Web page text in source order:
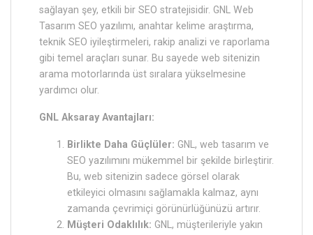
sağlayan şey, etkili bir SEO stratejisidir. GNL Web
Tasarım SEO yazılımı, anahtar kelime araştırma,
teknik SEO iyileştirmeleri, rakip analizi ve raporlama
gibi temel araçları sunar. Bu sayede web sitenizin
arama motorlarında üst sıralara yükselmesine
yardımcı olur.
GNL Aksaray Avantajları:
Birlikte Daha Güçlüler: GNL, web tasarım ve
SEO yazılımını mükemmel bir şekilde birleştirir.
Bu, web sitenizin sadece görsel olarak
etkileyici olmasını sağlamakla kalmaz, aynı
zamanda çevrimiçi görünürlüğünüzü artırır.
Müşteri Odaklılık: GNL, müşterileriyle yakın